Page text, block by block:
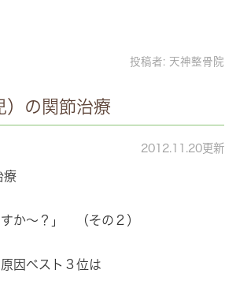
投稿者: 天神整骨院
）の関節治療
2012.11.20更新
療
か～？」 （その２）
因ベスト３位は